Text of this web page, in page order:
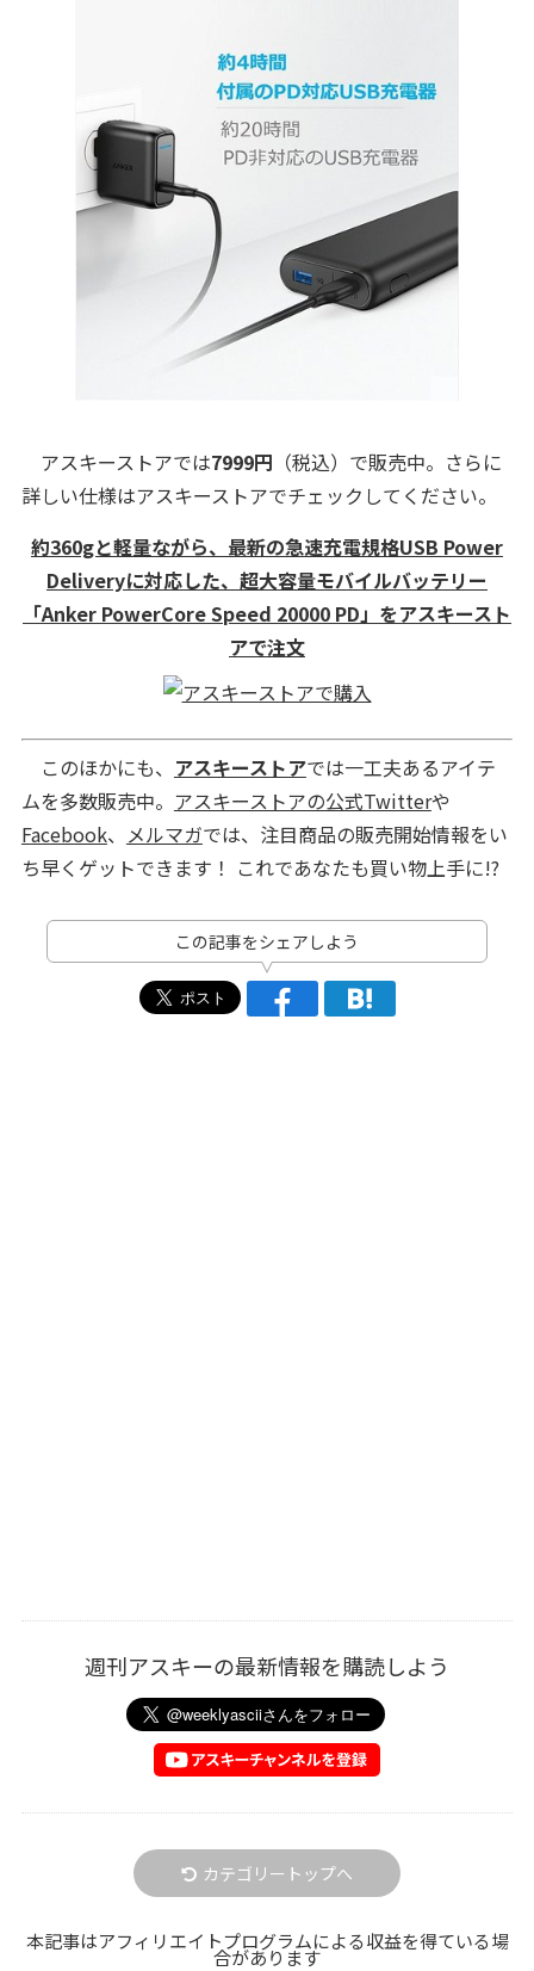
アスキーストアでは7999円 （税込）で販売中。さらに
詳しい仕様はアスキーストアでチェックしてください。
約360gと軽量ながら、最新の急速充電規格USB Power
Deliveryに対応した、超大容量モバイルバッテリー
「Anker PowerCore Speed 20000 PD」をアスキースト
アで注文
このほかにも、 アスキーストアでは一工夫あるアイテ
ムを多数販売中。 アスキーストアの公式Twitterや
Facebook、 メルマガでは、注目商品の販売開始情報をい
ち早くゲットできます！ これであなたも買い物上手に!?
この記事をシェアしよう
週刊アスキーの最新情報を購読しよう
カテゴリートップへ
本記事はアフィリエイトプログラムによる収益を得ている場
合があります